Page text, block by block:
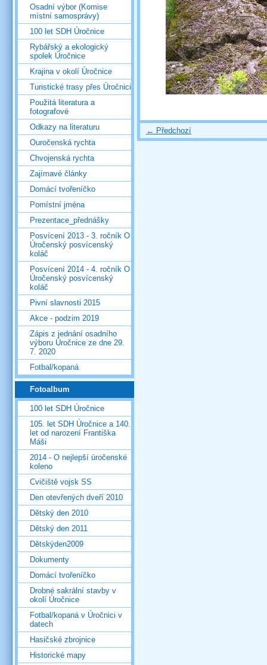
← Předchozí
Osadní výbor (Komise
místní samosprávy)
100 let SDH Úročnice
Rybářský a ekologický
spolek Úročnice
Krajina v okolí Úročnice
Turistické trasy přes Úročnici
Použitá literatura a
fotografové
Odkazy na literaturu
Ouročenská rychta
Chvojenská rychta
Zajímavé články
Domácí tvořeníčko
Pomístní jména
Prezentace_přednášky
Posvícení 2013 - 3. ročník O
Úročenský posvícenský
koláč
Posvícení 2014 - 4. ročník O
Úročenský posvícenský
koláč
Pivní slavnosti 2015
Akce - podzim 2019
Zápis z jednání osadního
výboru Úročnice ze dne 29.
7. 2020
Fotbal/kopaná
Fotoalbum
100 let SDH Úročnice
105. let SDH Úročnice a 140.
let od narození Františka
Máši
2014 - O nejlepší úročenské
koleno
Cvičiště vojsk SS
Den otevřených dveří 2010
Dětský den 2010
Dětský den 2011
Dětskýden2009
Dokumenty
Domácí tvořeníčko
Drobné sakrální stavby v
okolí Úročnice
Fotbal/kopaná v Úročnici v
datech
Hasičské zbrojnice
Historické mapy